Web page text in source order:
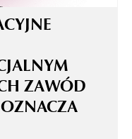
ZAWÓD